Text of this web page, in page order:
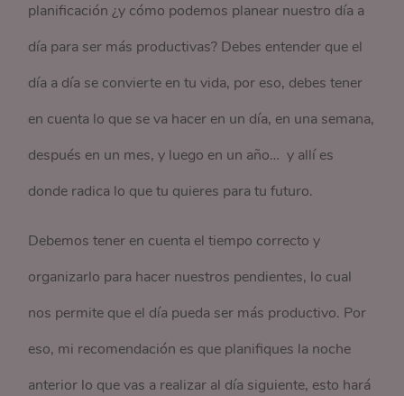
planificación ¿y cómo podemos planear nuestro día a
día para ser más productivas? Debes entender que el
día a día se convierte en tu vida, por eso, debes tener
en cuenta lo que se va hacer en un día, en una semana,
después en un mes, y luego en un año… y allí es
donde radica lo que tu quieres para tu futuro.
Debemos tener en cuenta el tiempo correcto y
organizarlo para hacer nuestros pendientes, lo cual
nos permite que el día pueda ser más productivo. Por
eso, mi recomendación es que planifiques la noche
anterior lo que vas a realizar al día siguiente, esto hará